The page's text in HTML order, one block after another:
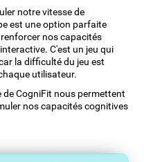
notre vitesse de
est une option parfaite
nos capacités
C'est un jeu qui
la difficulté du jeu est
utilisateur.
de CogniFit nous permettent
nos capacités cognitives